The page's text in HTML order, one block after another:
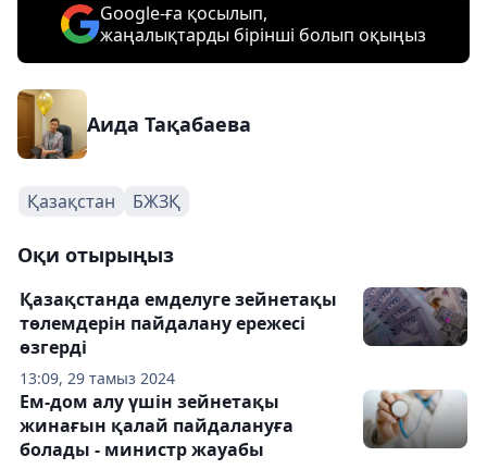
Google-ға қосылып,
жаңалықтарды бірінші болып оқыңыз
Аида Тақабаева
Қазақстан БЖЗҚ
Оқи отырыңыз
13:09, 29 тамыз 2024
Қазақстанда емделуге зейнетақы
төлемдерін пайдалану ережесі
өзгерді
Ем-дом алу үшін зейнетақы
жинағын қалай пайдалануға
болады - министр жауабы